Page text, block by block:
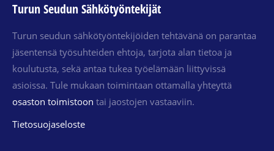
Turun Seudun Sähkötyöntekijät
Turun seudun sähkötyöntekijöiden tehtävänä on parantaa
jäsentensä työsuhteiden ehtoja, tarjota alan tietoa ja
koulutusta, sekä antaa tukea työelämään liittyvissä
asioissa. Tule mukaan toimintaan ottamalla yhteyttä
osaston toimistoon tai jaostojen vastaaviin.
Tietosuojaseloste